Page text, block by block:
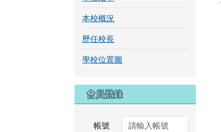
本校概況
歷任校長
學校位置圖
右邊區域內容
會員登錄
帳號